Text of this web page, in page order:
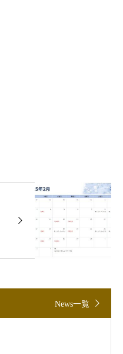
News一覧